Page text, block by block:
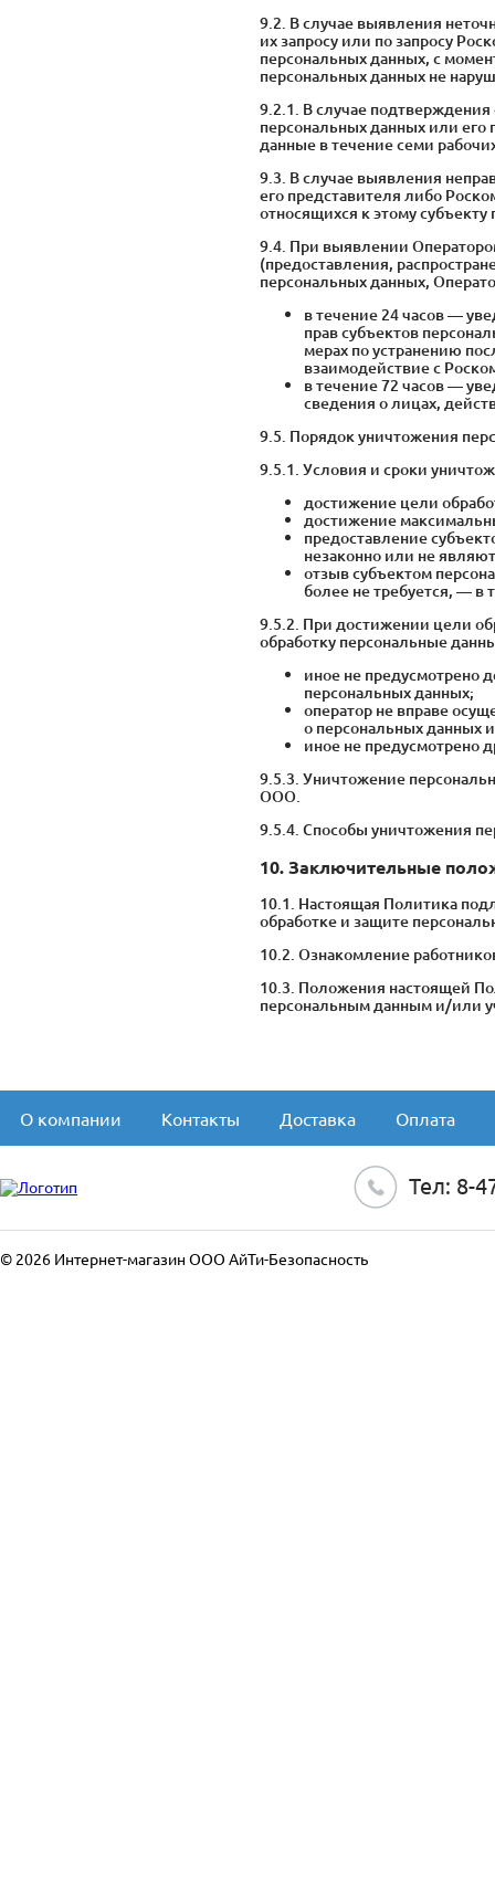
9.2. В случае выявления
их запросу или по запросу
персональных данных, с
персональных данных не
9.2.1. В случае
персональных данных или
данные в течение семи
9.3. В случае выявления
его представителя либо
относящихся к этому
9.4. При выявлении
(предоставления,
персональных данных,
в течение 24 часов —
прав субъектов
мерах по устранению
взаимодействие с
в течение 72 часов —
сведения о лицах,
9.5. Порядок уничтожения
9.5.1. Условия и сроки
достижение цели
достижение
предоставление
незаконно или не
отзыв субъектом
более не требуется, — в
9.5.2. При достижении цели
обработку персональные
иное не предусмотрено
персональных данных;
оператор не вправе
о персональных
иное не предусмотрено
9.5.3. Уничтожение
ООО.
9.5.4. Способы уничтожения
10. Заключительные
10.1. Настоящая Политика
обработке и защите
10.2. Ознакомление
10.3. Положения настоящей
персональным данным и/или
О компании Контакты Доставка Оплата
Тел: 8-
© 2026 Интернет-магазин ООО АйТи-Безопасность